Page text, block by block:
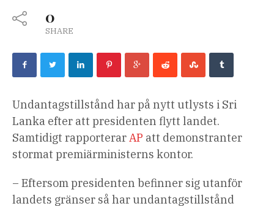
0
SHARE
Undantagstillstånd har på nytt utlysts i Sri
Lanka efter att presidenten flytt landet.
Samtidigt rapporterar AP att demonstranter
stormat premiärministerns kontor.
– Eftersom presidenten befinner sig utanför
landets gränser så har undantagstillstånd